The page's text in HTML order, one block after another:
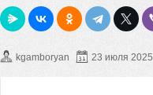
kgamboryan 23 июля 2025